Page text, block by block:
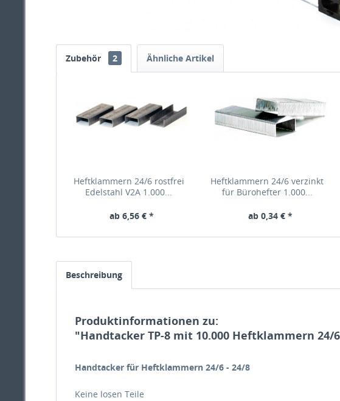
Zubehör 2 Ähnliche Artikel
Heftklammern 24/6 rostfrei
Edelstahl V2A 1.000...
ab 6,56 € *
Heftklammern 24/6 verzinkt
für Bürohefter 1.000...
ab 0,34 € *
Beschreibung
Produktinformationen zu:
"Handtacker TP-8 mit 10.000 Heftklammern 24/
Handtacker für Heftklammern 24/6 - 24/8
Keine losen Teile